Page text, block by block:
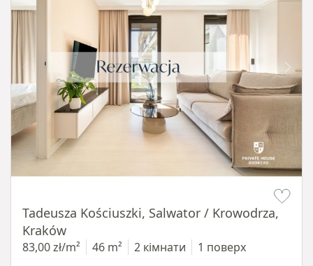
Tadeusza Kościuszki, Salwator / Krowodrza,
Kraków
83,00 zł/m² 46 m² 2 кімнати 1 поверх